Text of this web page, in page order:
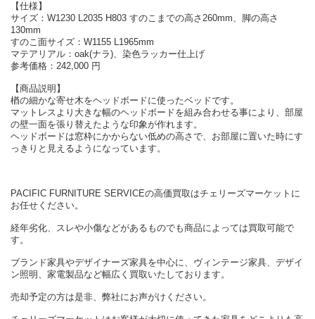
【仕様】
サイズ：W1230 L2035 H803 すのこまでの高さ260mm、脚の高さ
130mm
すのこ面サイズ：W1155 L1965mm
マテアリアル：oak(ナラ)、染色ラッカー仕上げ
参考価格：242,000 円
【商品説明】
楢の細かな寄せ木をヘッドボードに使ったベッドです。
マットレスより大きな幅のヘッドボードを組み合わせる事により、部屋
の壁一面を張り替えたような印象が作れます。
ヘッドボードは窓枠にかからない低めの高さで、お部屋に置いた時にす
っきりと見えるようになっています。
PACIFIC FURNITURE SERVICEの高価買取はチェリーズマーケットに
お任せください。
経年劣化、スレや小傷などがあるものでも商品によっては買取可能で
す。
ブランド家具やデザイナーズ家具を中心に、ヴィンテージ家具、デザイ
ン照明、家電製品など幅広く買取いたしております。
売却予定の方は是非、弊社にお声がけください。